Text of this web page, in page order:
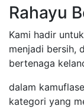
Rahayu
Kami hadir
menjadi bersih,
bertenaga
dalam
kategori yang